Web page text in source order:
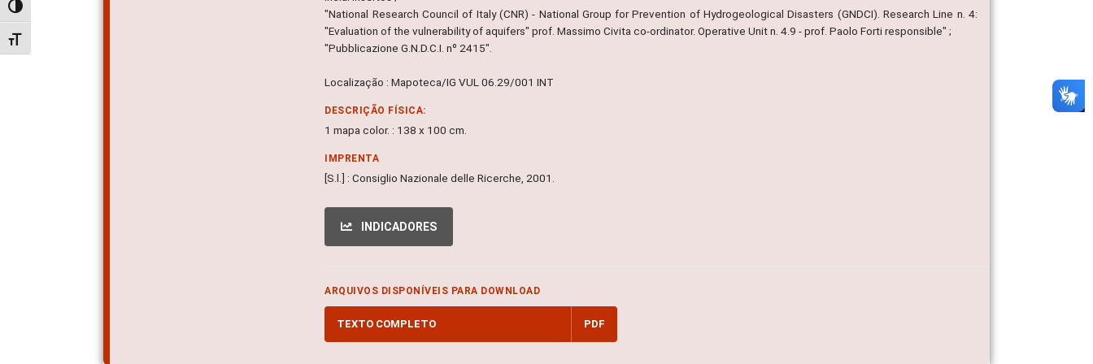
Alternar alto contraste
Alternar tamanho da fonte
"National Research Council of Italy (CNR) - National Group for Prevention of Hydrogeological Disasters (GNDCI). Research Line n. 4:
"Evaluation of the vulnerability of aquifers" prof. Massimo Civita co-ordinator. Operative Unit n. 4.9 - prof. Paolo Forti responsible" ;
"Pubblicazione G.N.D.C.I. nº 2415".
Localização : Mapoteca/IG VUL 06.29/001 INT
DESCRIÇÃO FÍSICA:
1 mapa color. : 138 x 100 cm.
IMPRENTA
[S.l.] : Consiglio Nazionale delle Ricerche, 2001.
INDICADORES
ARQUIVOS DISPONÍVEIS PARA DOWNLOAD
TEXTO COMPLETO PDF